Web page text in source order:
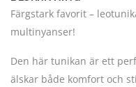
Färgstark favorit –
multinyanser!
Den här tunikan är ett
älskar både komfort och